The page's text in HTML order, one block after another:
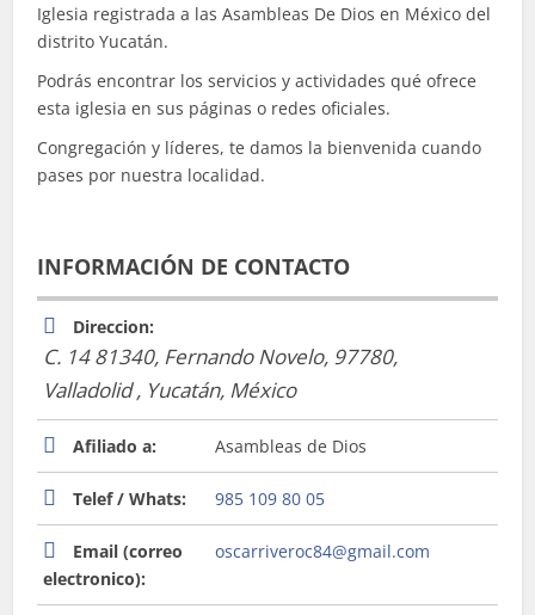
Iglesia registrada a las Asambleas De Dios en México del
distrito Yucatán.
Podrás encontrar los servicios y actividades qué ofrece
esta iglesia en sus páginas o redes oficiales.
Congregación y líderes, te damos la bienvenida cuando
pases por nuestra localidad.
INFORMACIÓN DE CONTACTO
Direccion:
C. 14 81340, Fernando Novelo, 97780,
Valladolid , Yucatán, México
Afiliado a: Asambleas de Dios
Telef / Whats: 985 109 80 05
Email (correo
electronico):
oscarriveroc84@gmail.com